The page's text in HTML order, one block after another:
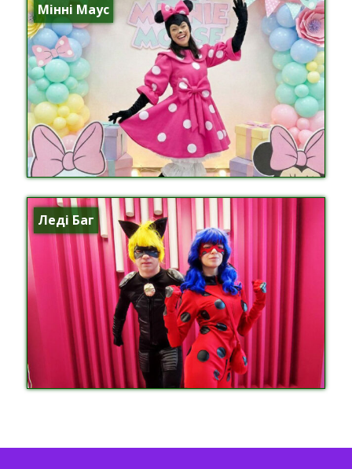
Мінні Маус
Леді Баг